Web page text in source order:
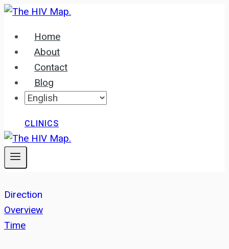
Skip
contentHome
About
Contact
Blog
CLINICS
Direction
Overview
Time